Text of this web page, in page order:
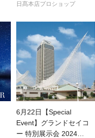
日髙本店プロショップ
6月22日【Special
Event】グランドセイコ
ー 特別展示会 2024…